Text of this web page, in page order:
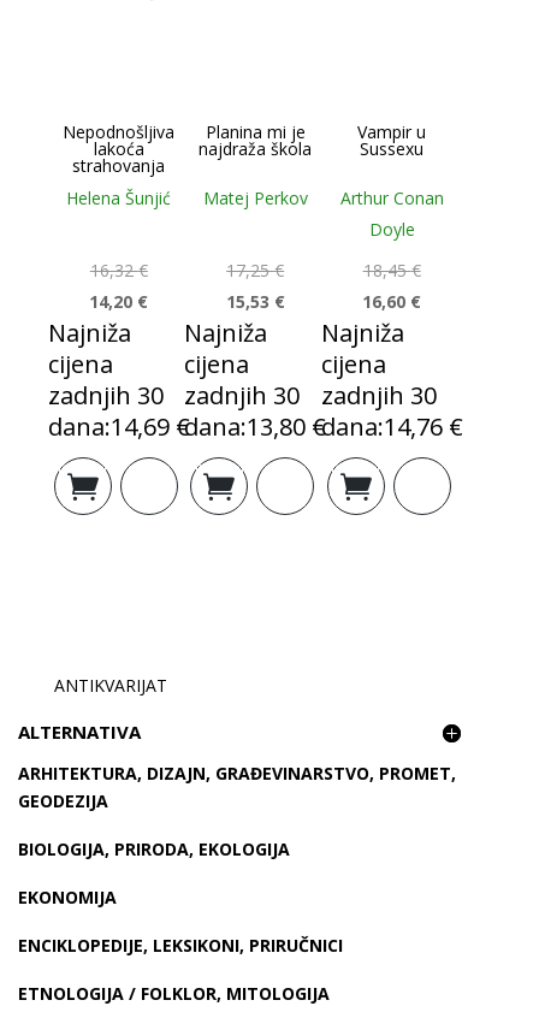
Nepodnošljiva
lakoća
strahovanja
Helena Šunjić
16,32€
Izvorna
cijena
bila
14,20 €
Trenutna
cijena
je:
Najniža
cijena
zadnjih 30
dana:14,69 €
Dodaj u
košaricu
Planina mi je
najdraža škola
Matej Perkov
17,25€
Izvorna
cijena
bila
15,53 €
Trenutna
cijena
je:
Najniža
cijena
zadnjih 30
dana:13,80 €
Dodaj u
košaricu
Vampir u
Sussexu
Arthur Conan
Doyle
18,45€
Izvorna
cijena
bila
16,60 €
Trenutna
cijena
je:
Najniža
cijena
zadnjih 30
dana:14,76 €
Dodaj u
košaricu
ANTIKVARIJAT
ALTERNATIVA
ARHITEKTURA, DIZAJN, GRAĐEVINARSTVO, PROMET,
GEODEZIJA
BIOLOGIJA, PRIRODA, EKOLOGIJA
EKONOMIJA
ENCIKLOPEDIJE, LEKSIKONI, PRIRUČNICI
ETNOLOGIJA / FOLKLOR, MITOLOGIJA